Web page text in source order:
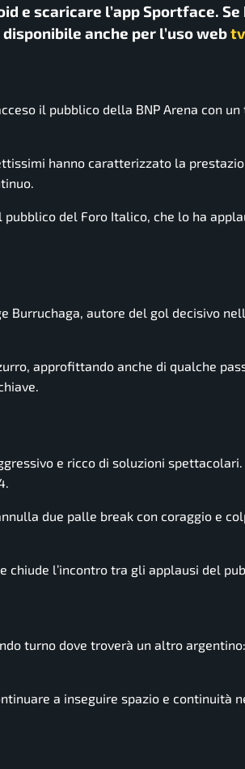
e scaricare l’app Sportface.
disponibile anche per l’uso web
il pubblico della BNP Arena con
hanno caratterizzato la
del Foro Italico, che lo ha
Burruchaga, autore del gol decisivo
approfittando anche di qualche
e ricco di soluzioni
due palle break con coraggio e
l’incontro tra gli applausi del
turno dove troverà un altro argentino:
a inseguire spazio e continuità